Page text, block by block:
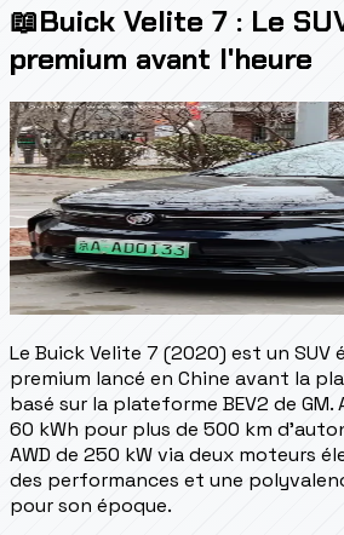
📖Buick Velite 7 : Le
premium avant l'heure
Le Buick Velite 7 (2020) est un
premium lancé en Chine avant la
basé sur la plateforme BEV2 de
60 kWh pour plus de 500 km
AWD de 250 kW via deux moteurs
des performances et une
pour son époque.